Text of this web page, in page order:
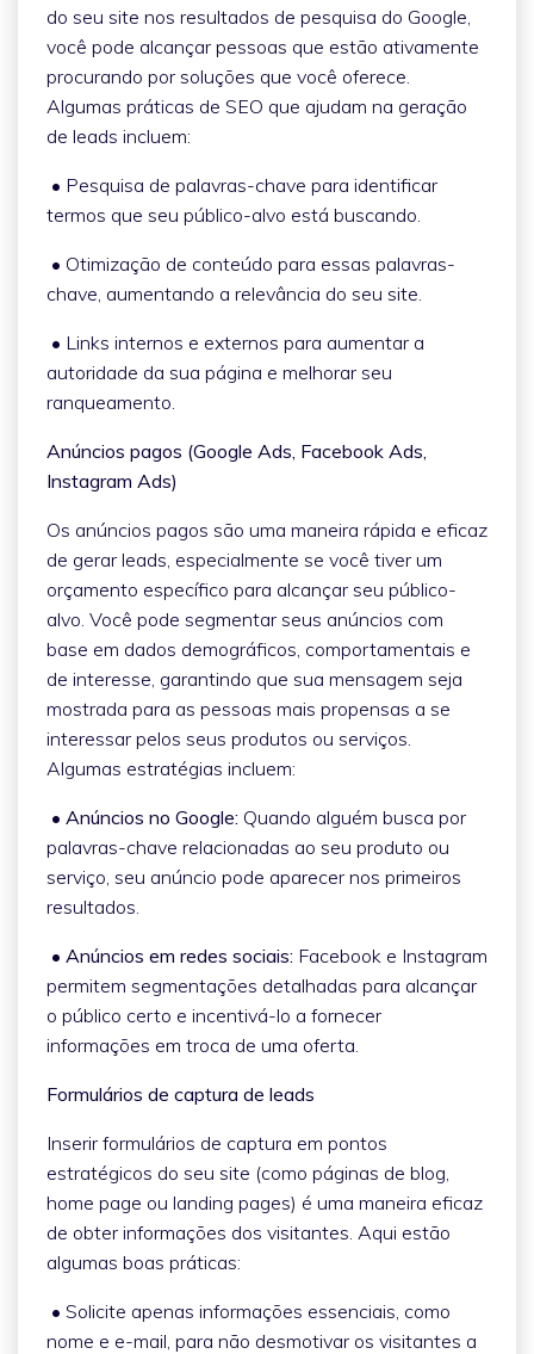
do seu site nos resultados de pesquisa do Google,
você pode alcançar pessoas que estão ativamente
procurando por soluções que você oferece.
Algumas práticas de SEO que ajudam na geração
de leads incluem:
• Pesquisa de palavras-chave para identificar
termos que seu público-alvo está buscando.
• Otimização de conteúdo para essas palavras-
chave, aumentando a relevância do seu site.
• Links internos e externos para aumentar a
autoridade da sua página e melhorar seu
ranqueamento.
Anúncios pagos (Google Ads, Facebook Ads,
Instagram Ads)
Os anúncios pagos são uma maneira rápida e eficaz
de gerar leads, especialmente se você tiver um
orçamento específico para alcançar seu público-
alvo. Você pode segmentar seus anúncios com
base em dados demográficos, comportamentais e
de interesse, garantindo que sua mensagem seja
mostrada para as pessoas mais propensas a se
interessar pelos seus produtos ou serviços.
Algumas estratégias incluem:
• Anúncios no Google: Quando alguém busca por
palavras-chave relacionadas ao seu produto ou
serviço, seu anúncio pode aparecer nos primeiros
resultados.
• Anúncios em redes sociais: Facebook e Instagram
permitem segmentações detalhadas para alcançar
o público certo e incentivá-lo a fornecer
informações em troca de uma oferta.
Formulários de captura de leads
Inserir formulários de captura em pontos
estratégicos do seu site (como páginas de blog,
home page ou landing pages) é uma maneira eficaz
de obter informações dos visitantes. Aqui estão
algumas boas práticas:
• Solicite apenas informações essenciais, como
nome e e-mail, para não desmotivar os visitantes a